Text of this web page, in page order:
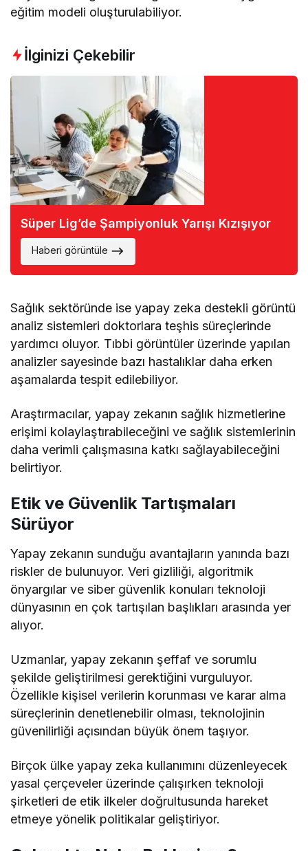
eğitim modeli oluşturulabiliyor.
İlginizi Çekebilir
Süper Lig’de Şampiyonluk Yarışı Kızışıyor
Haberi görüntüle
Sağlık sektöründe ise yapay zeka destekli görüntü
analiz sistemleri doktorlara teşhis süreçlerinde
yardımcı oluyor. Tıbbi görüntüler üzerinde yapılan
analizler sayesinde bazı hastalıklar daha erken
aşamalarda tespit edilebiliyor.
Araştırmacılar, yapay zekanın sağlık hizmetlerine
erişimi kolaylaştırabileceğini ve sağlık sistemlerinin
daha verimli çalışmasına katkı sağlayabileceğini
belirtiyor.
Etik ve Güvenlik Tartışmaları
Sürüyor
Yapay zekanın sunduğu avantajların yanında bazı
riskler de bulunuyor. Veri gizliliği, algoritmik
önyargılar ve siber güvenlik konuları teknoloji
dünyasının en çok tartışılan başlıkları arasında yer
alıyor.
Uzmanlar, yapay zekanın şeffaf ve sorumlu
şekilde geliştirilmesi gerektiğini vurguluyor.
Özellikle kişisel verilerin korunması ve karar alma
süreçlerinin denetlenebilir olması, teknolojinin
güvenilirliği açısından büyük önem taşıyor.
Birçok ülke yapay zeka kullanımını düzenleyecek
yasal çerçeveler üzerinde çalışırken teknoloji
şirketleri de etik ilkeler doğrultusunda hareket
etmeye yönelik politikalar geliştiriyor.